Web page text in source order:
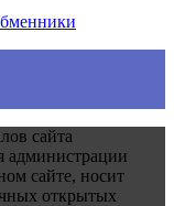
сайта
администрации
сайте, носит
открытых